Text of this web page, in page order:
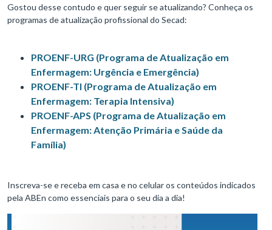
Gostou desse contudo e quer seguir se atualizando? Conheça os
programas de atualização profissional do Secad:
PROENF-URG (Programa de Atualização em
Enfermagem: Urgência e Emergência)
PROENF-TI (Programa de Atualização em
Enfermagem: Terapia Intensiva)
PROENF-APS (Programa de Atualização em
Enfermagem: Atenção Primária e Saúde da
Família)
Inscreva-se e receba em casa e no celular os conteúdos indicados
pela ABEn como essenciais para o seu dia a dia!